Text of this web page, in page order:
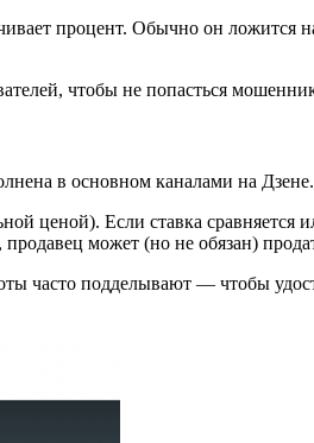
процент. Обычно он ложится
чтобы не попасться
в основном каналами на Дзене.
ценой). Если ставка сравняется
может (но не обязан)
часто подделывают — чтобы